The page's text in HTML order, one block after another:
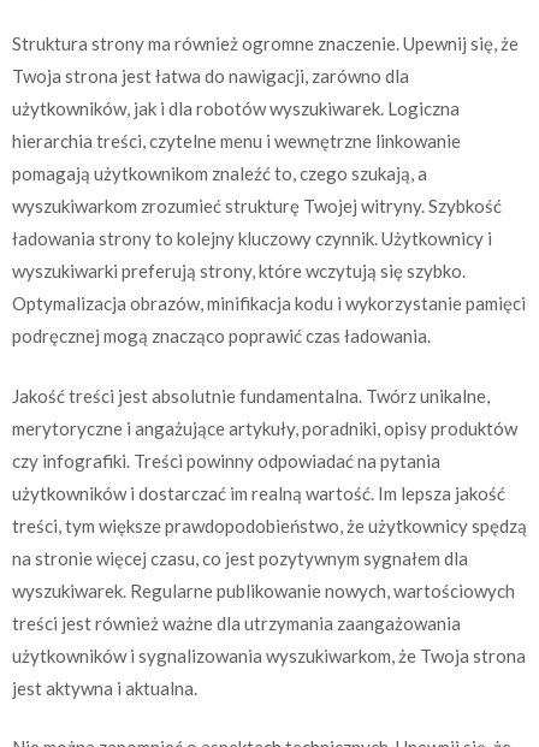
Struktura strony ma również ogromne znaczenie. Upewnij się, że
Twoja strona jest łatwa do nawigacji, zarówno dla
użytkowników, jak i dla robotów wyszukiwarek. Logiczna
hierarchia treści, czytelne menu i wewnętrzne linkowanie
pomagają użytkownikom znaleźć to, czego szukają, a
wyszukiwarkom zrozumieć strukturę Twojej witryny. Szybkość
ładowania strony to kolejny kluczowy czynnik. Użytkownicy i
wyszukiwarki preferują strony, które wczytują się szybko.
Optymalizacja obrazów, minifikacja kodu i wykorzystanie pamięci
podręcznej mogą znacząco poprawić czas ładowania.
Jakość treści jest absolutnie fundamentalna. Twórz unikalne,
merytoryczne i angażujące artykuły, poradniki, opisy produktów
czy infografiki. Treści powinny odpowiadać na pytania
użytkowników i dostarczać im realną wartość. Im lepsza jakość
treści, tym większe prawdopodobieństwo, że użytkownicy spędzą
na stronie więcej czasu, co jest pozytywnym sygnałem dla
wyszukiwarek. Regularne publikowanie nowych, wartościowych
treści jest również ważne dla utrzymania zaangażowania
użytkowników i sygnalizowania wyszukiwarkom, że Twoja strona
jest aktywna i aktualna.